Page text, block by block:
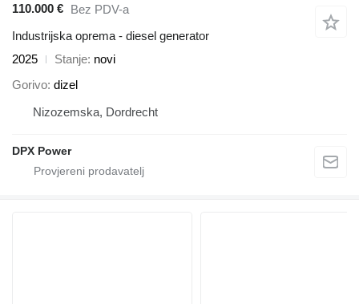
110.000 € Bez PDV-a
Industrijska oprema - diesel generator
2025
Stanje novi
Gorivo dizel
Nizozemska, Dordrecht
DPX Power